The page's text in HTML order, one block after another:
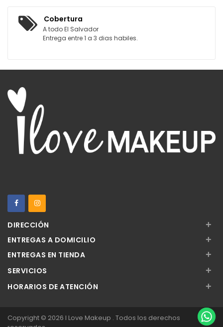
Cobertura
A todo El Salvador
Entrega entre 1 a 3 dias habiles.
DIRECCIÓN +
ENTREGAS A DOMICILIO +
ENTREGAS EN TIENDA +
SERVICIOS +
HORARIOS DE ATENCIÓN +
Copyright © 2026 I Love Makeup . Todos los derechos